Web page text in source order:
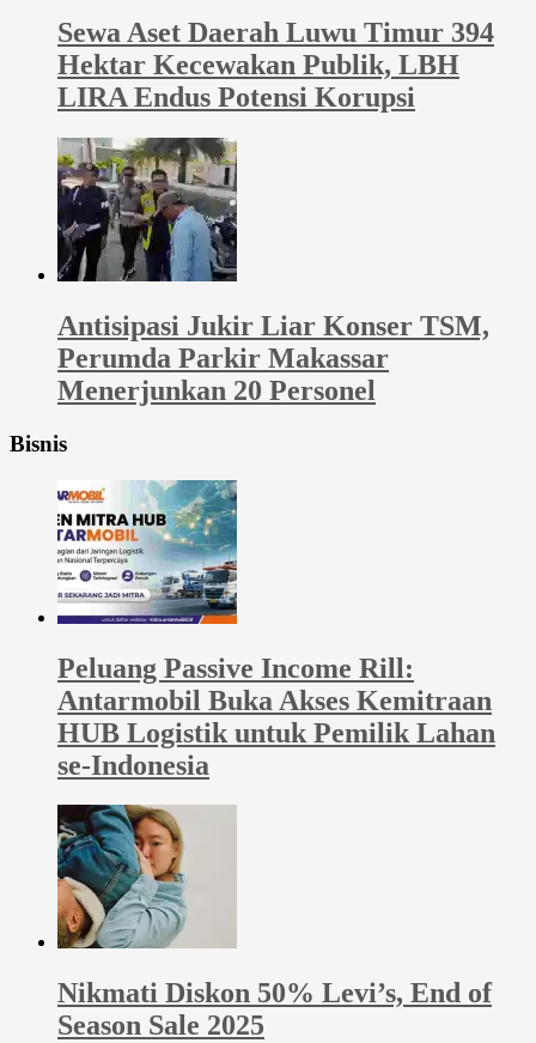
Sewa Aset Daerah Luwu Timur 394
Hektar Kecewakan Publik, LBH
LIRA Endus Potensi Korupsi
Antisipasi Jukir Liar Konser TSM,
Perumda Parkir Makassar
Menerjunkan 20 Personel
Bisnis
Peluang Passive Income Rill:
Antarmobil Buka Akses Kemitraan
HUB Logistik untuk Pemilik Lahan
se-Indonesia
Nikmati Diskon 50% Levi’s, End of
Season Sale 2025